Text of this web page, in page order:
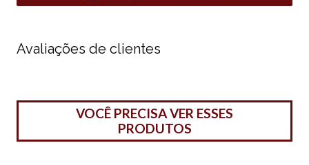
Avaliações de clientes
VOCÊ PRECISA VER ESSES
PRODUTOS